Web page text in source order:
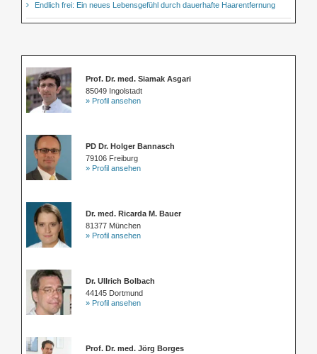
Endlich frei: Ein neues Lebensgefühl durch dauerhafte Haarentfernung
Prof. Dr. med. Siamak Asgari
85049 Ingolstadt
» Profil ansehen
PD Dr. Holger Bannasch
79106 Freiburg
» Profil ansehen
Dr. med. Ricarda M. Bauer
81377 München
» Profil ansehen
Dr. Ullrich Bolbach
44145 Dortmund
» Profil ansehen
Prof. Dr. med. Jörg Borges